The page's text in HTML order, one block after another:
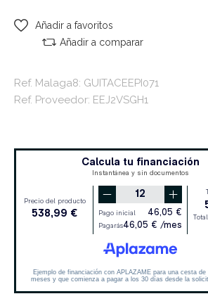
Añadir a favoritos
Añadir a comparar
Ref. Malaga8: GUITACEEPI071
Ref. Proveedor: EEJ2VSGH1